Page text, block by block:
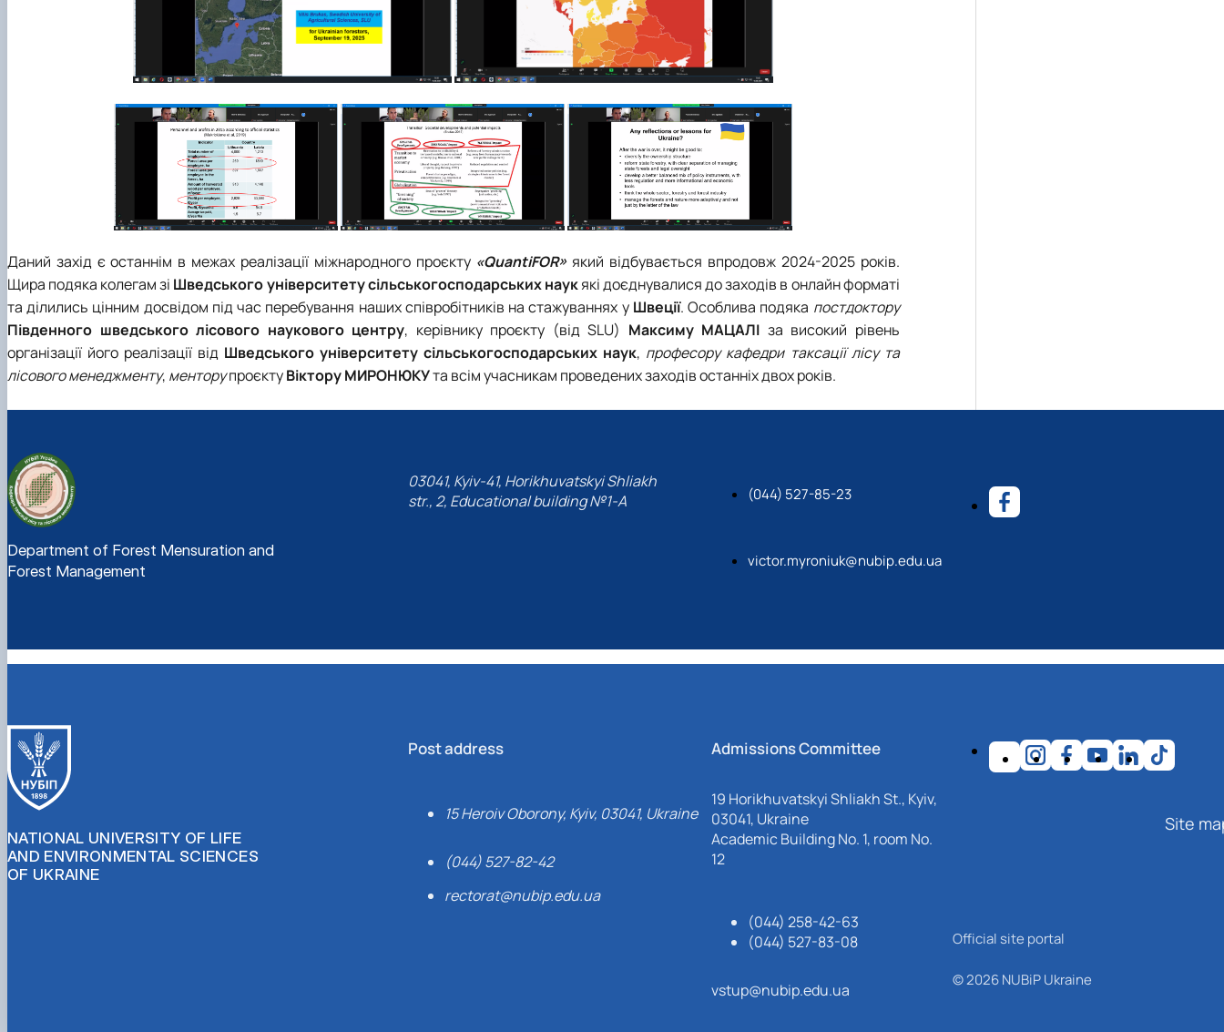
Даний захід є останнім в межах реалізації міжнародного проєкту «QuantiFOR»який відбувається впродовж 2024-2025 років.
Щира подяка колегам зі Шведського університету сільськогосподарських наукякі доєднувалися до заходів в онлайн форматі
та ділились цінним досвідом під час перебування наших співробітників на стажуваннях у Швеції. Особлива подяка постдоктору
Південного шведського лісового наукового центру, керівнику проєкту (від SLU) Максиму МАЦАЛІ за високий рівень
організації його реалізації від Шведського університету сільськогосподарських наук, професору кафедри таксації лісу та
лісового менеджменту, менторупроєктуВіктору МИРОНЮКУта всім учасникам проведених заходів останніх двох років.
Department of Forest Mensuration and
Forest Management
03041, Kyiv-41, Horikhuvatskyi Shliakh
str., 2, Educational building №1-A
(044) 527-85-23
victor.myroniuk@nubip.edu.ua
NATIONAL UNIVERSITY OF LIFE
AND ENVIRONMENTAL SCIENCES
OF UKRAINE
Post address
15 Heroiv Oborony, Kyiv, 03041, Ukraine
(044) 527-82-42
rectorat@nubip.edu.ua
Admissions Committee
19 Horikhuvatskyi Shliakh St., Kyiv,
03041, Ukraine
Academic Building No. 1, room No.
12
(044) 258-42-63
(044) 527-83-08
vstup@nubip.edu.ua
Site
Official site portal
© 2026 NUBiP Ukraine